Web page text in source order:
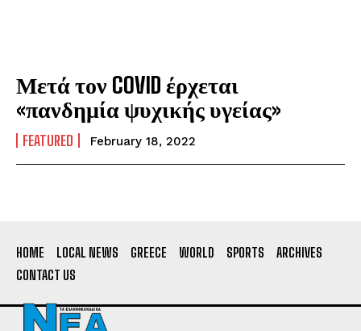
Μετά τον COVID έρχεται
«πανδημία ψυχικής υγείας»
FEATURED February 18, 2022
HOME LOCAL NEWS GREECE WORLD SPORTS
ARCHIVES
CONTACT US